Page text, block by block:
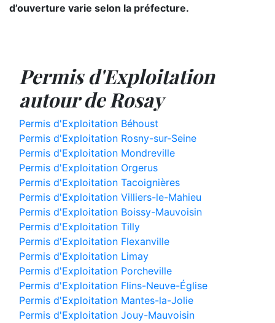
d’ouverture varie selon la préfecture.
Permis d'Exploitation
autour de Rosay
Permis d'Exploitation Béhoust
Permis d'Exploitation Rosny-sur-Seine
Permis d'Exploitation Mondreville
Permis d'Exploitation Orgerus
Permis d'Exploitation Tacoignières
Permis d'Exploitation Villiers-le-Mahieu
Permis d'Exploitation Boissy-Mauvoisin
Permis d'Exploitation Tilly
Permis d'Exploitation Flexanville
Permis d'Exploitation Limay
Permis d'Exploitation Porcheville
Permis d'Exploitation Flins-Neuve-Église
Permis d'Exploitation Mantes-la-Jolie
Permis d'Exploitation Jouy-Mauvoisin